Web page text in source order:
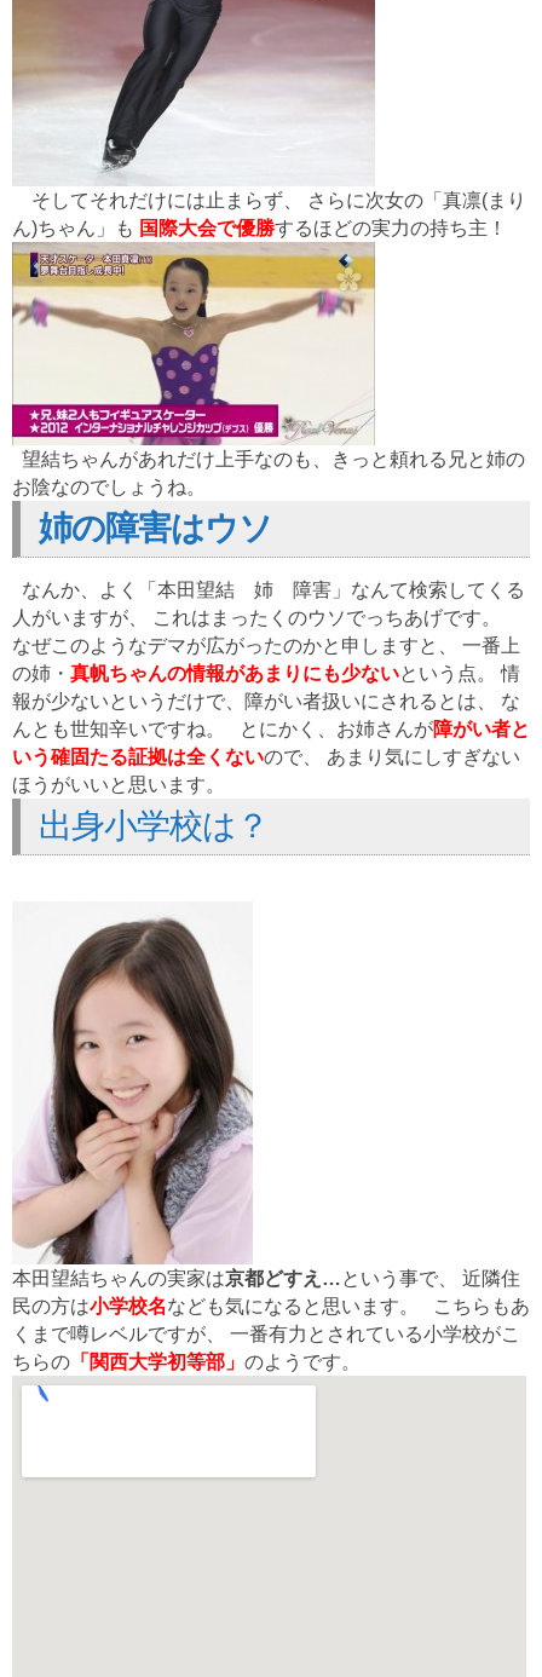
そしてそれだけには止まらず、 さらに次女の「真凛(まり
ん)ちゃん」も 国際大会で優勝するほどの実力の持ち主！
望結ちゃんがあれだけ上手なのも、きっと頼れる兄と姉の
お陰なのでしょうね。
姉の障害はウソ
なんか、よく「本田望結 姉 障害」なんて検索してくる
人がいますが、 これはまったくのウソでっちあげです。
なぜこのようなデマが広がったのかと申しますと、 一番上
の姉・ 真帆ちゃんの情報があまりにも少ないという点。 情
報が少ないというだけで、障がい者扱いにされるとは、 な
んとも世知辛いですね。 とにかく、お姉さんが障がい者と
いう確固たる証拠は全くないので、 あまり気にしすぎない
ほうがいいと思います。
出身小学校は？
本田望結ちゃんの実家は京都どすえ…という事で、 近隣住
民の方は小学校名なども気になると思います。 こちらもあ
くまで噂レベルですが、 一番有力とされている小学校がこ
ちらの 「関西大学初等部」 のようです。